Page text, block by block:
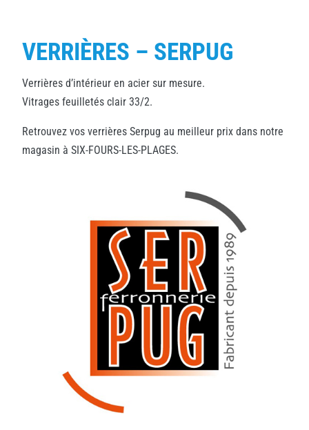
VERRIÈRES – SERPUG
Verrières d’intérieur en acier sur mesure.
Vitrages feuilletés clair 33/2.
Retrouvez vos verrières Serpug au meilleur prix dans notre
magasin à SIX-FOURS-LES-PLAGES.